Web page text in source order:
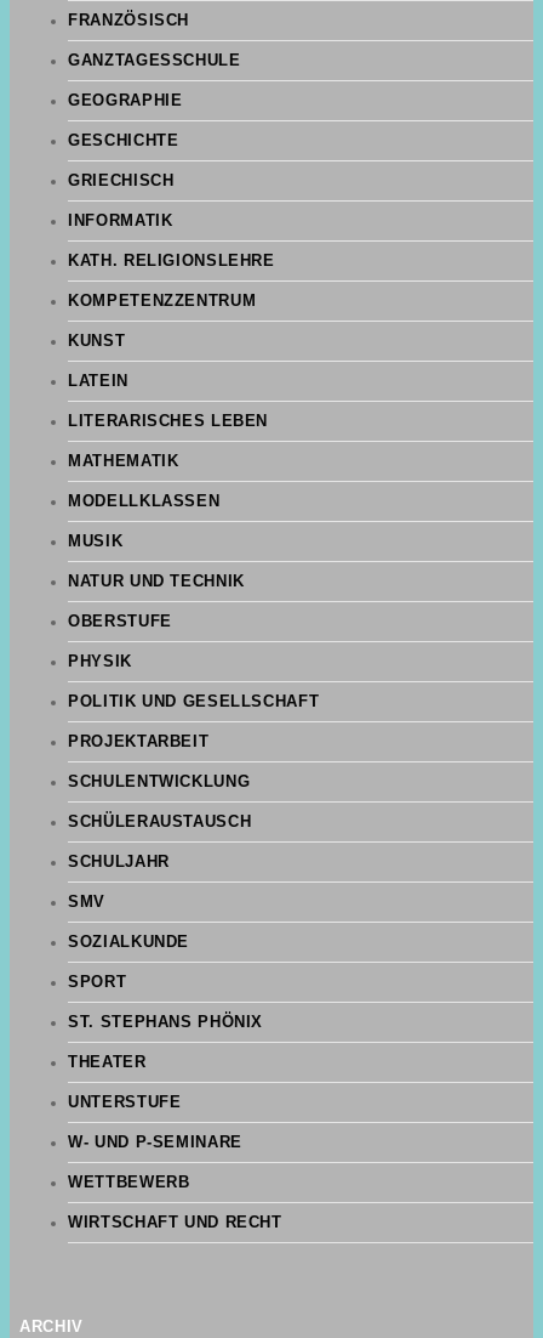
FRANZÖSISCH
GANZTAGESSCHULE
GEOGRAPHIE
GESCHICHTE
GRIECHISCH
INFORMATIK
KATH. RELIGIONSLEHRE
KOMPETENZZENTRUM
KUNST
LATEIN
LITERARISCHES LEBEN
MATHEMATIK
MODELLKLASSEN
MUSIK
NATUR UND TECHNIK
OBERSTUFE
PHYSIK
POLITIK UND GESELLSCHAFT
PROJEKTARBEIT
SCHULENTWICKLUNG
SCHÜLERAUSTAUSCH
SCHULJAHR
SMV
SOZIALKUNDE
SPORT
ST. STEPHANS PHÖNIX
THEATER
UNTERSTUFE
W- UND P-SEMINARE
WETTBEWERB
WIRTSCHAFT UND RECHT
ARCHIV